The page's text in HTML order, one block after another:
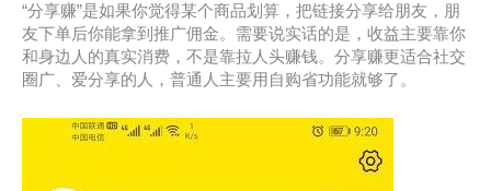
“分享赚”是如果你觉得某个商品划算，把链接分享给朋友，朋
友下单后你能拿到推广佣金。需要说实话的是，收益主要靠你
和身边人的真实消费，不是靠拉人头赚钱。分享赚更适合社交
圈广、爱分享的人，普通人主要用自购省功能就够了。